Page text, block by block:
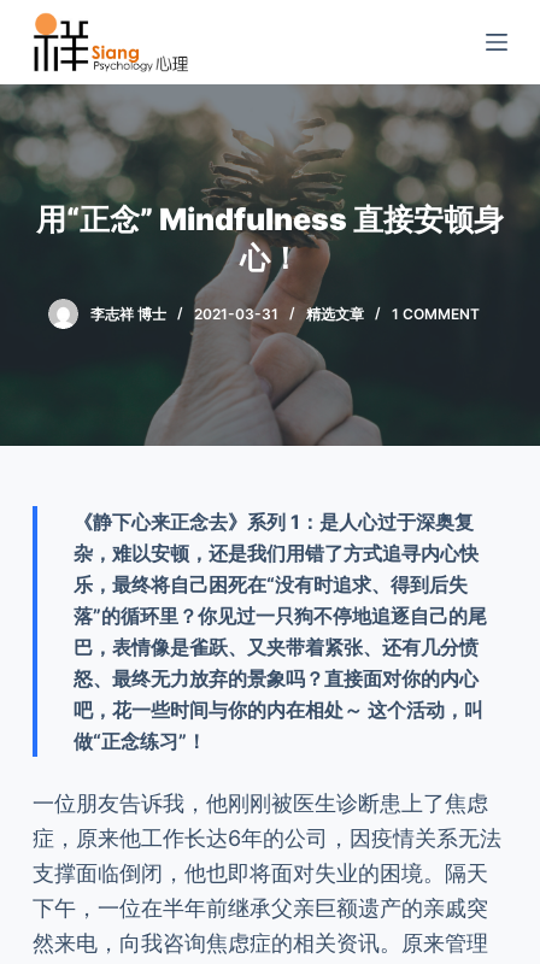
S
i
p
用“正念” Mindfulness 直接安顿身
心！
李志祥 博士 2021-03-31 精选文章 1 COMMENT
《静下心来正念去》系列 1：是人心过于深奥复
杂，难以安顿，还是我们用错了方式追寻内心快
乐，最终将自己困死在“没有时追求、得到后失
落”的循环里？你见过一只狗不停地追逐自己的尾
巴，表情像是雀跃、又夹带着紧张、还有几分愤
怒、最终无力放弃的景象吗？直接面对你的内心
吧，花一些时间与你的内在相处～ 这个活动，叫
做“正念练习”！
一位朋友告诉我，他刚刚被医生诊断患上了焦虑
症，原来他工作长达6年的公司，因疫情关系无法
支撑面临倒闭，他也即将面对失业的困境。隔天
下午，一位在半年前继承父亲巨额遗产的亲戚突
然来电，向我咨询焦虑症的相关资讯。原来管理